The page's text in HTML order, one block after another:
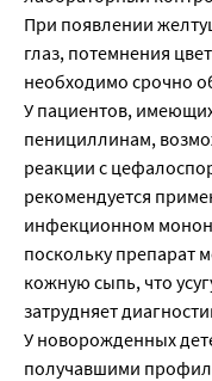
При появлении
глаз, потемнения
необходимо срочно
У пациентов,
пенициллинам,
реакции с
рекомендуется
инфекционном
поскольку препарат
кожную сыпь, что
затрудняет
У новорожденных
получавшими